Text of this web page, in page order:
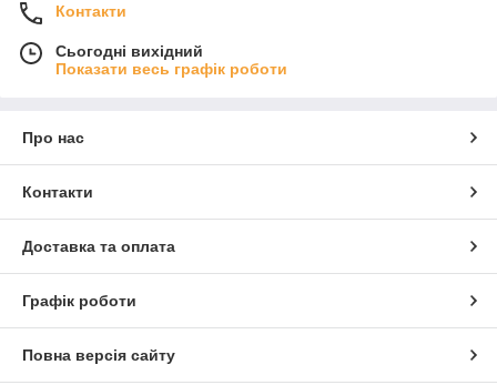
Контакти
Сьогодні вихідний
Показати весь графік роботи
Про нас
Контакти
Доставка та оплата
Графік роботи
Повна версія сайту